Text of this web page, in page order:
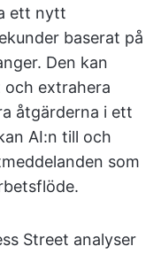
ett nytt
baserat på
Den kan
och extrahera
åtgärderna i ett
AI:n till och
som
Street analyser